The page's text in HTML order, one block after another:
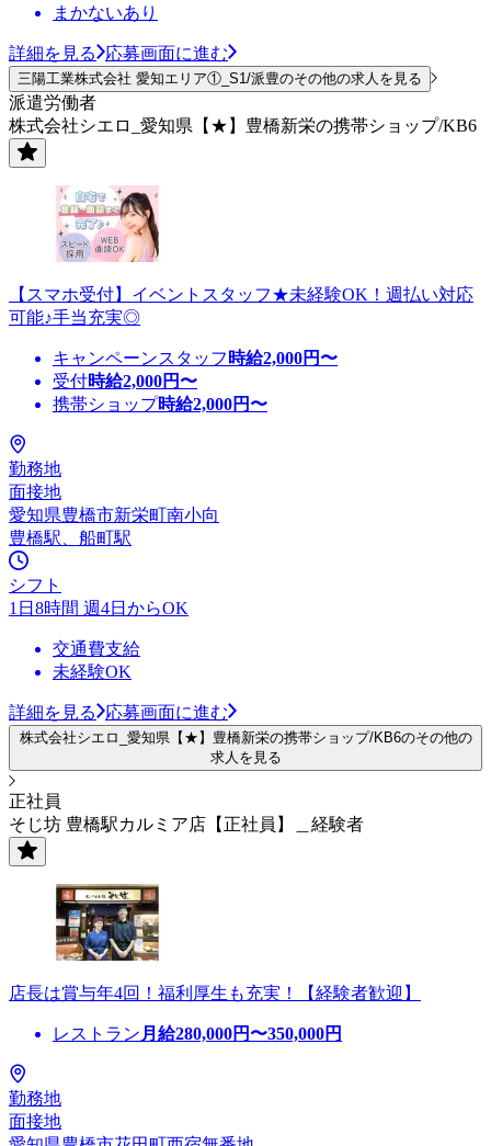
まかないあり
詳細を見る 応募画面に進む
三陽工業株式会社 愛知エリア①_S1/派豊のその他の求人を見る
派遣労働者
株式会社シエロ_愛知県【★】豊橋新栄の携帯ショップ/KB6
【スマホ受付】イベントスタッフ★未経験OK！週払い対応
可能♪手当充実◎
キャンペーンスタッフ 時給2,000円〜
受付時給2,000円〜
携帯ショップ時給2,000円〜
勤務地
面接地
愛知県豊橋市新栄町南小向
豊橋駅、船町駅
シフト
1日8時間 週4日からOK
交通費支給
未経験OK
詳細を見る 応募画面に進む
株式会社シエロ_愛知県【★】豊橋新栄の携帯ショップ/KB6のその他の
求人を見る
正社員
そじ坊 豊橋駅カルミア店【正社員】＿経験者
店長は賞与年4回！福利厚生も充実！【経験者歓迎】
レストラン 月給280,000円〜350,000円
勤務地
面接地